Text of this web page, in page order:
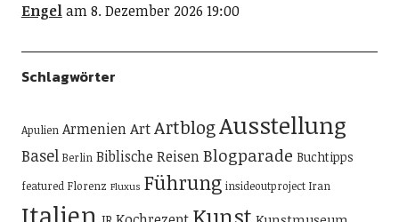
Engelam 8. Dezember 2026 19:00
Schlagwörter
Apulien ArmenienArtArtblogAusstellung
Basel Berlin Biblische ReisenBlogparade Buchtipps
featured Florenz Fluxus Führung insideoutproject Iran
Italien